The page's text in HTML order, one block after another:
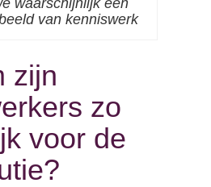
van kenniswerk
zijn
zo
voor de